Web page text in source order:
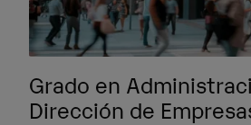
Grado en
Dirección de